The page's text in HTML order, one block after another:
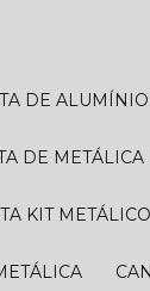
DE
DE METÁLICA
KIT METÁLICO